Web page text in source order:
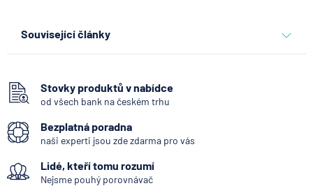
Související články
7.8.2026
Stovky produktů v nabídce
od všech bank na českém trhu
Bezplatná poradna
naši experti jsou zde zdarma pro vás
Lidé, kteří tomu rozumí
Nejsme pouhý porovnávač